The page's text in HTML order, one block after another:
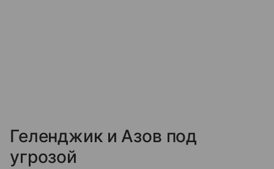
Геленджик и Азов под
угрозой